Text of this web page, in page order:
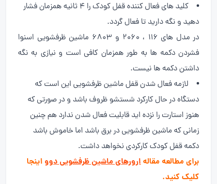
کلید های فعال کننده قفل کودک را 4 ثانیه همزمان فشار
دهید و نگه دارید تا فعال گردد.
در مدل های 116 ، 2060 و 6803 ماشین ظرفشویی اسنوا
فشردن دکمه ها به طور همزمان کافی است و نیازی به نگه
داشتن دکمه ها نیست.
لازمه فعال شدن قفل ماشین ظرفشویی این است که
دستگاه در حال کارکرد شستشو ظروف باشد و در صورتی که
هنوز استارت را نزده اید قابلیت فعال شدن ندارد هم چنین
زمانی که ماشین ظرفشویی در برق باشد اما خاموش باشد
دکمه قفل کودک کارکردی نخواهد داشت.
برای مطالعه مقالهارورهای ماشین ظرفشویی دوو اینجا
کلیک کنید.